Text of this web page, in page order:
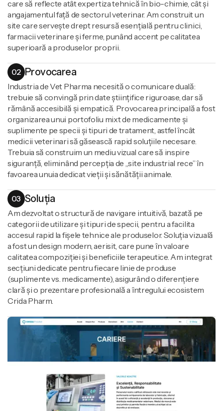
care să reflecte atât expertiza tehnică în bio-chimie, cât și
angajamentul față de sectorul veterinar. Am construit un
site care servește drept resursă esențială pentru clinici,
farmacii veterinare și ferme, punând accent pe calitatea
superioară a produselor proprii.
02 Provocarea
Industria de Vet Pharma necesită o comunicare duală:
trebuie să convingă prin date științifice riguroase, dar să
rămână accesibilă și empatică. Provocarea principală a fost
organizarea unui portofoliu mixt de medicamente și
suplimente pe specii și tipuri de tratament, astfel încât
medicii veterinari să găsească rapid soluțiile necesare.
Trebuia să construim un mediu vizual care să inspire
siguranță, eliminând percepția de „site industrial rece” în
favoarea unuia dedicat vieții și sănătății animale.
03 Soluția
Am dezvoltat o structură de navigare intuitivă, bazată pe
categorii de utilizare și tipuri de specii, pentru a facilita
accesul rapid la fișele tehnice ale produselor. Soluția vizuală
a fost un design modern, aerisit, care pune în valoare
calitatea compoziției și beneficiile terapeutice. Am integrat
secțiuni dedicate pentru fiecare linie de produse
(suplimente vs. medicamente), asigurând o diferențiere
clară și o prezentare profesională a întregului ecosistem
Crida Pharm.